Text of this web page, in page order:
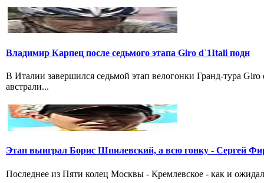
Владимир Карпец после седьмого этапа Giro d`1Itali подн
В Италии завершился седьмой этап велогонки Гранд-тура
австрали...
Этап выиграл Борис Шпилевский, а всю гонку - Сергей
Последнее из Пяти колец Москвы - Кремлевское - как и